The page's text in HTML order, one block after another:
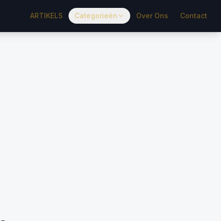
ARTIKELS Categorieën Over Ons Contact